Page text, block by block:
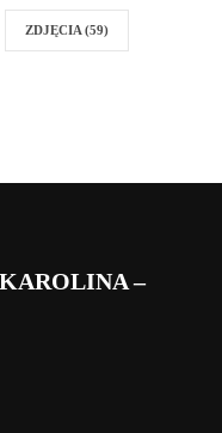
ZDJĘCIA (59)
–